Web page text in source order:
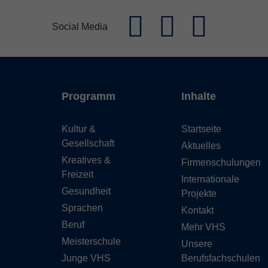
Social Media
Programm
Kultur &
Gesellschaft
Kreatives &
Freizeit
Gesundheit
Sprachen
Beruf
Meisterschule
Junge VHS
Inhalte
Startseite
Aktuelles
Firmenschulungen
Internationale
Projekte
Kontakt
Mehr VHS
Unsere
Berufsfachschulen